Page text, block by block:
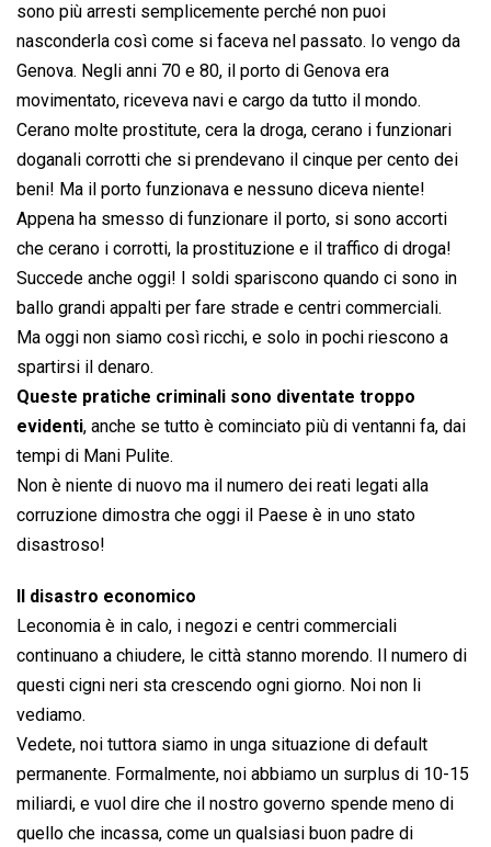
sono più arresti semplicemente perché non puoi
nasconderla così come si faceva nel passato. Io vengo da
Genova. Negli anni 70 e 80, il porto di Genova era
movimentato, riceveva navi e cargo da tutto il mondo.
Cerano molte prostitute, cera la droga, cerano i funzionari
doganali corrotti che si prendevano il cinque per cento dei
beni! Ma il porto funzionava e nessuno diceva niente!
Appena ha smesso di funzionare il porto, si sono accorti
che cerano i corrotti, la prostituzione e il traffico di droga!
Succede anche oggi! I soldi spariscono quando ci sono in
ballo grandi appalti per fare strade e centri commerciali.
Ma oggi non siamo così ricchi, e solo in pochi riescono a
spartirsi il denaro.
Queste pratiche criminali sono diventate troppo
evidenti, anche se tutto è cominciato più di ventanni fa, dai
tempi di Mani Pulite.
Non è niente di nuovo ma il numero dei reati legati alla
corruzione dimostra che oggi il Paese è in uno stato
disastroso!
Il disastro economico
Leconomia è in calo, i negozi e centri commerciali
continuano a chiudere, le città stanno morendo. Il numero di
questi cigni neri sta crescendo ogni giorno. Noi non li
vediamo.
Vedete, noi tuttora siamo in unga situazione di default
permanente. Formalmente, noi abbiamo un surplus di 10-15
miliardi, e vuol dire che il nostro governo spende meno di
quello che incassa, come un qualsiasi buon padre di